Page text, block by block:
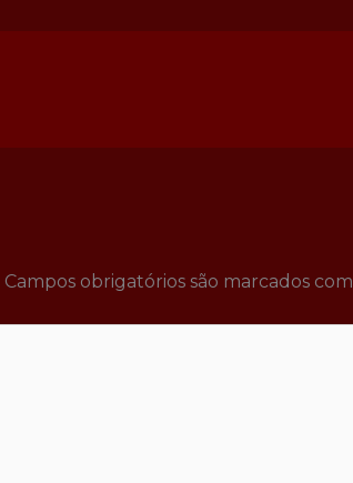
Campos obrigatórios são marcados com